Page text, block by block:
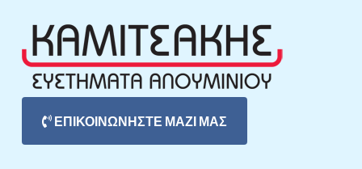
ΕΠΙΚΟΙΝΩΝΗΣΤΕ ΜΑΖΙ ΜΑΣ